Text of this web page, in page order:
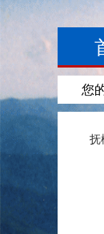
您
抚